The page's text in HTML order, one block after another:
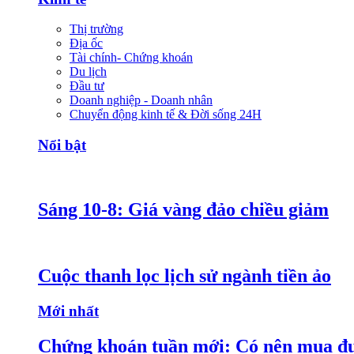
Thị trường
Địa ốc
Tài chính- Chứng khoán
Du lịch
Đầu tư
Doanh nghiệp - Doanh nhân
Chuyển động kinh tế & Đời sống 24H
Nổi bật
Sáng 10-8: Giá vàng đảo chiều giảm
Cuộc thanh lọc lịch sử ngành tiền ảo
Mới nhất
Chứng khoán tuần mới: Có nên mua